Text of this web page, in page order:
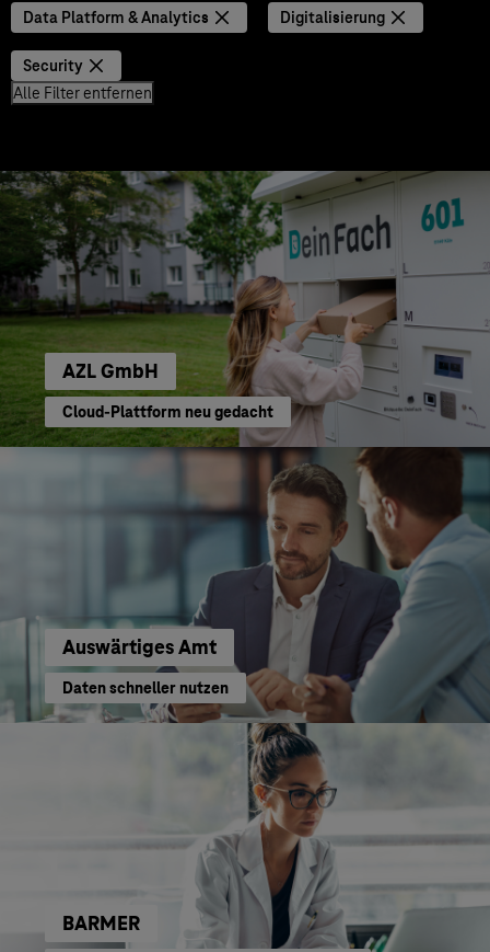
Data Platform & Analytics Digitalisierung
Security
Alle Filter entfernen
AZL GmbH
Cloud-Plattform neu gedacht
Auswärtiges Amt
Daten schneller nutzen
BARMER